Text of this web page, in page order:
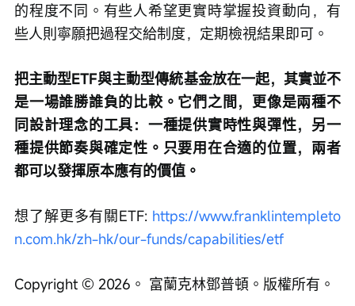
的程度不同。有些人希望更實時掌握投資動向，有
些人則寧願把過程交給制度，定期檢視結果即可。
把主動型ETF與主動型傳統基金放在一起，其實並不
是一場誰勝誰負的比較。它們之間，更像是兩種不
同設計理念的工具：一種提供實時性與彈性，另一
種提供節奏與確定性。只要用在合適的位置，兩者
都可以發揮原本應有的價值。
想了解更多有關ETF: https://www.franklintempleto
n.com.hk/zh-hk/our-funds/capabilities/etf
Copyright © 2026。 富蘭克林鄧普頓。版權所有。